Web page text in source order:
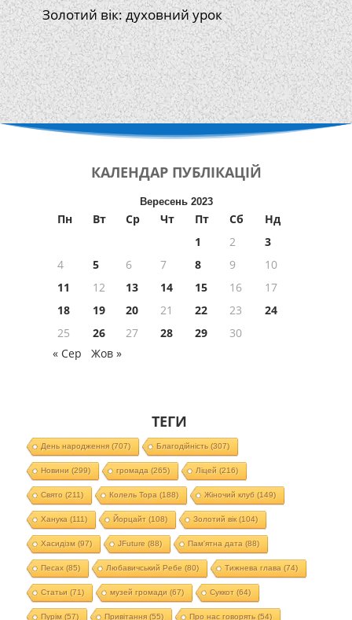
Золотий вік: духовний урок
КАЛЕНДАР ПУБЛІКАЦІЙ
Вересень 2023
Пн Вт Ср Чт Пт Сб
Нд
1
2
3
4
5 6 7 8 9
10
11
12 13 14 15 16
17
18
19 20 21 22 23
24
25
26 27 28 29
30
« Сер
Жов »
ТЕГИ
День народження(707) Благодійність(307)
Новини (299) громада (265) Ліцей (216)
Свято (211) Колель Тора (188) Жіночий клуб (149)
Ханука (111) Йорцайт (108) Золотий вік(104)
Хасидізм (97) JFuture (88) Пам'ятна дата (88)
Песах(85) Любавичський Ребе (80) Тижнева глава (74)
Статьи (71) музей громади (67) Суккот (64)
Пурім (57) Привітання(55) Про нас говорять(54)